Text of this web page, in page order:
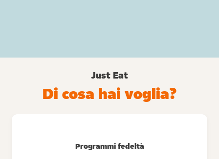
Just Eat
Di cosa hai voglia?
Programmi fedeltà